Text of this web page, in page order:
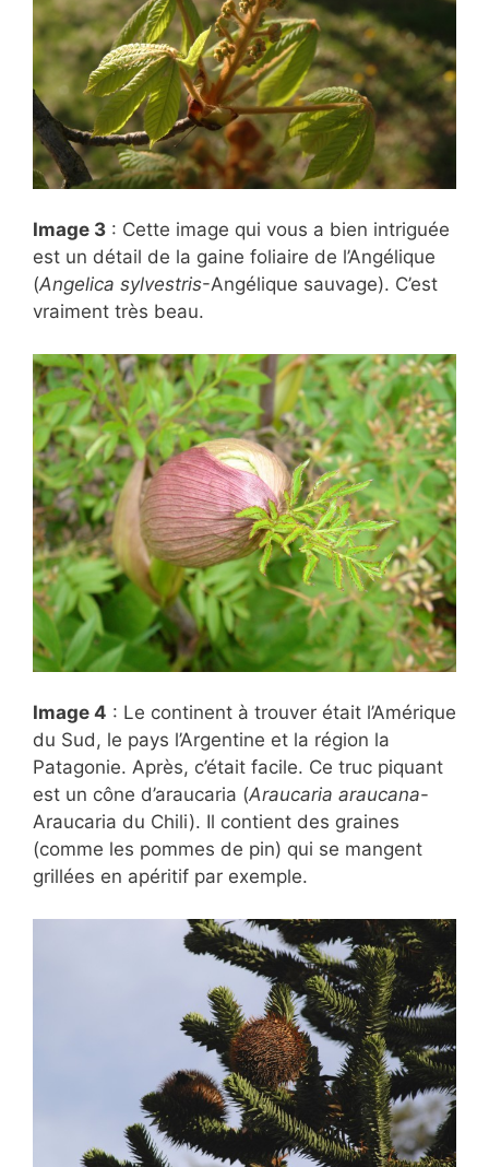
Image 3 : Cette image qui vous a bien intriguée
est un détail de la gaine foliaire de l’Angélique
(Angelica sylvestris-Angélique sauvage). C’est
vraiment très beau.
Image 4 : Le continent à trouver était l’Amérique
du Sud, le pays l’Argentine et la région la
Patagonie. Après, c’était facile. Ce truc piquant
est un cône d’araucaria (Araucaria araucana-
Araucaria du Chili). Il contient des graines
(comme les pommes de pin) qui se mangent
grillées en apéritif par exemple.